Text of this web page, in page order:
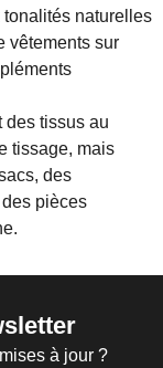
naturelles
vêtements sur
des tissus au
tissage, mais
des
pièces
à jour ?